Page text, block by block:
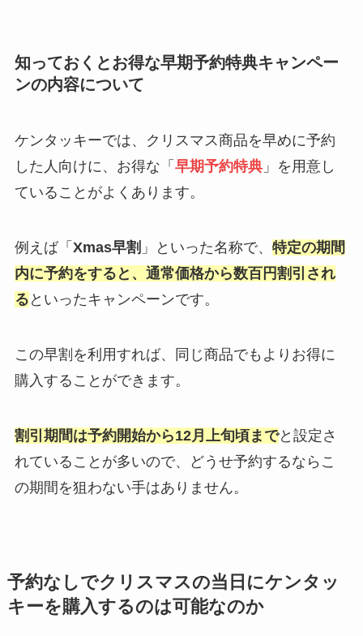
知っておくとお得な早期予約特典キャンペー
ンの内容について
ケンタッキーでは、クリスマス商品を早めに予約
した人向けに、お得な「 早期予約特典」を用意し
ていることがよくあります。
例えば「 Xmas早割 」といった名称で、 特定の期間
内に予約をすると、通常価格から数百円割引され
る といったキャンペーンです。
この早割を利用すれば、同じ商品でもよりお得に
購入することができます。
割引期間は予約開始から12月上旬頃までと設定さ
れていることが多いので、どうせ予約するならこ
の期間を狙わない手はありません。
予約なしでクリスマスの当日にケンタッ
キーを購入するのは可能なのか